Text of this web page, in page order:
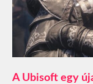
A Ubisoft egy